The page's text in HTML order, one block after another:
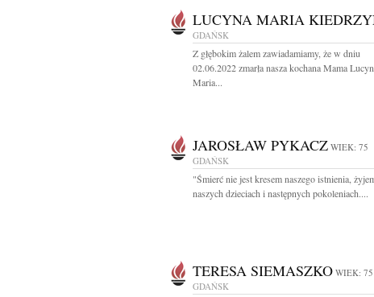
LUCYNA MARIA
GDAŃSK
Z głębokim żalem zawiadamiamy, że w dniu
02.06.2022 zmarła nasza kochana Mama
Maria...
JAROSŁAW PYKACZ WIEK: 75
GDAŃSK
"Śmierć nie jest kresem naszego istnienia,
naszych dzieciach i następnych pokoleniach....
TERESA SIEMASZKO WIEK: 75
GDAŃSK